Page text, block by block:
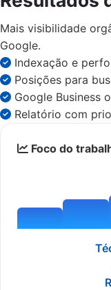
Mais visibilidade
Google.
Indexação e
Posições para
Google Business
Relatório com
Foco do